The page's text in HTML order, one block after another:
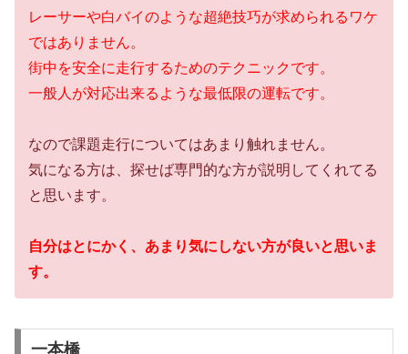
レーサーや白バイのような超絶技巧が求められるワケ
ではありません。
街中を安全に走行するためのテクニックです。
一般人が対応出来るような最低限の運転です。
なので課題走行についてはあまり触れません。
気になる方は、探せば専門的な方が説明してくれてる
と思います。
自分はとにかく、あまり気にしない方が良いと思いま
す。
一本橋